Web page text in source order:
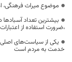
موضوع میراث
بیشترین تعداد
،ضرورت استفاده از
یکی از سیاست‌های
خدمت به مردم است